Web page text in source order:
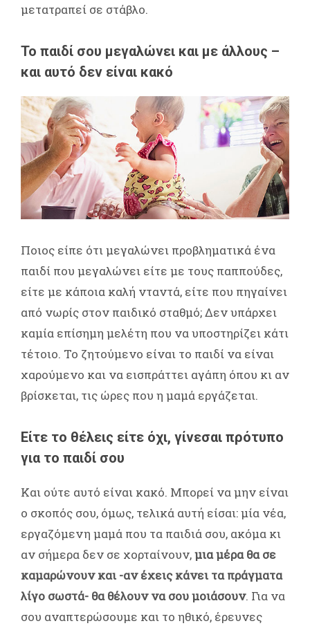
μετατραπεί σε στάβλο.
Το παιδί σου μεγαλώνει και με άλλους –
και αυτό δεν είναι κακό
Ποιος είπε ότι μεγαλώνει προβληματικά ένα
παιδί που μεγαλώνει είτε με τους παππούδες,
είτε με κάποια καλή νταντά, είτε που πηγαίνει
από νωρίς στον παιδικό σταθμό; Δεν υπάρχει
καμία επίσημη μελέτη που να υποστηρίζει κάτι
τέτοιο. Το ζητούμενο είναι το παιδί να είναι
χαρούμενο και να εισπράττει αγάπη όπου κι αν
βρίσκεται, τις ώρες που η μαμά εργάζεται.
Είτε το θέλεις είτε όχι, γίνεσαι πρότυπο
για το παιδί σου
Και ούτε αυτό είναι κακό. Μπορεί να μην είναι
ο σκοπός σου, όμως, τελικά αυτή είσαι: μία νέα,
εργαζόμενη μαμά που τα παιδιά σου, ακόμα κι
αν σήμερα δεν σε χορταίνουν,μια μέρα θα σε
καμαρώνουν και -αν έχεις κάνει τα πράγματα
λίγο σωστά- θα θέλουν να σου μοιάσουν. Για να
σου αναπτερώσουμε και το ηθικό, έρευνες